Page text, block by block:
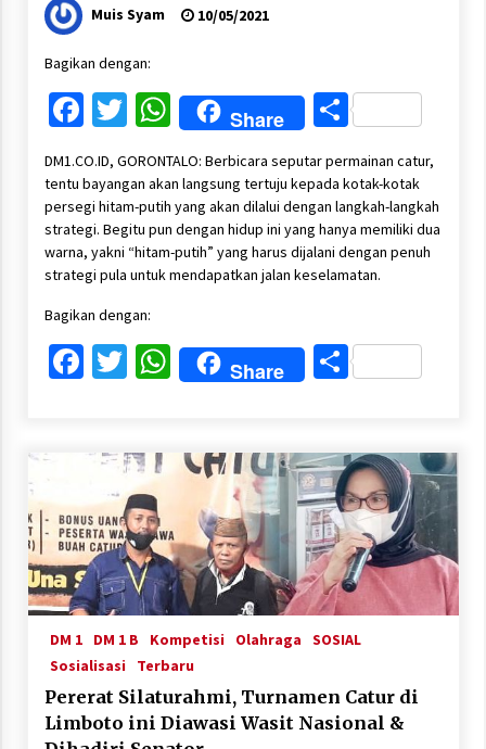
Muis Syam 10/05/2021
Bagikan dengan:
Facebook
Twitter
WhatsApp
Share Share
DM1.CO.ID, GORONTALO: Berbicara seputar permainan catur,
tentu bayangan akan langsung tertuju kepada kotak-kotak
persegi hitam-putih yang akan dilalui dengan langkah-langkah
strategi. Begitu pun dengan hidup ini yang hanya memiliki dua
warna, yakni “hitam-putih” yang harus dijalani dengan penuh
strategi pula untuk mendapatkan jalan keselamatan.
Bagikan dengan:
Facebook
Twitter
WhatsApp
Share Share
DM 1 DM 1 B Kompetisi Olahraga
SOSIAL
Sosialisasi
Terbaru
Pererat Silaturahmi, Turnamen Catur di
Limboto ini Diawasi Wasit Nasional &